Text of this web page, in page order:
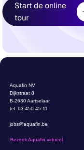
Start de online
tour
Aquafin NV
Dijkstraat 8
B-2630 Aartselaar
tel. 03 450 45 11
jobs@aquafin.be
Bezoek Aquafin virtueel